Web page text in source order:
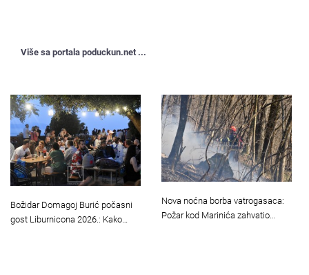
Više sa portala poduckun.net ...
Božidar Domagoj Burić počasni
gost Liburnicona 2026.: Kako…
Nova noćna borba vatrogasaca:
Požar kod Marinića zahvatio…